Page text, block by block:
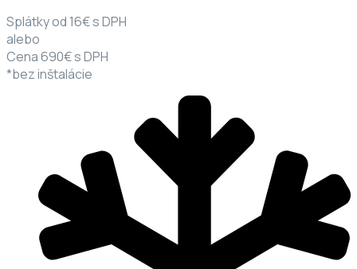
Splátky od 16€ s DPH
alebo
Cena 690€ s DPH
*bez inštalácie